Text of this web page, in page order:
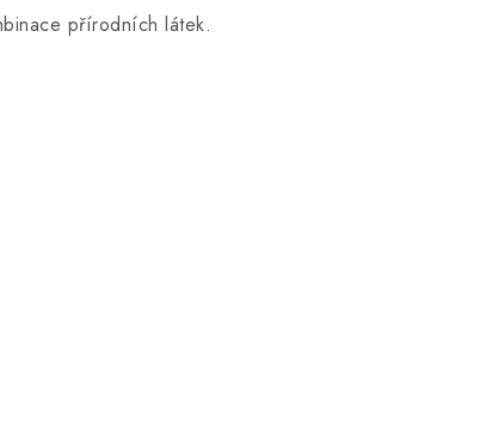
přírodních látek.